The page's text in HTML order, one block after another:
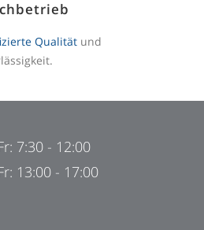
Qualität und
7:30 - 12:00
13:00 - 17:00